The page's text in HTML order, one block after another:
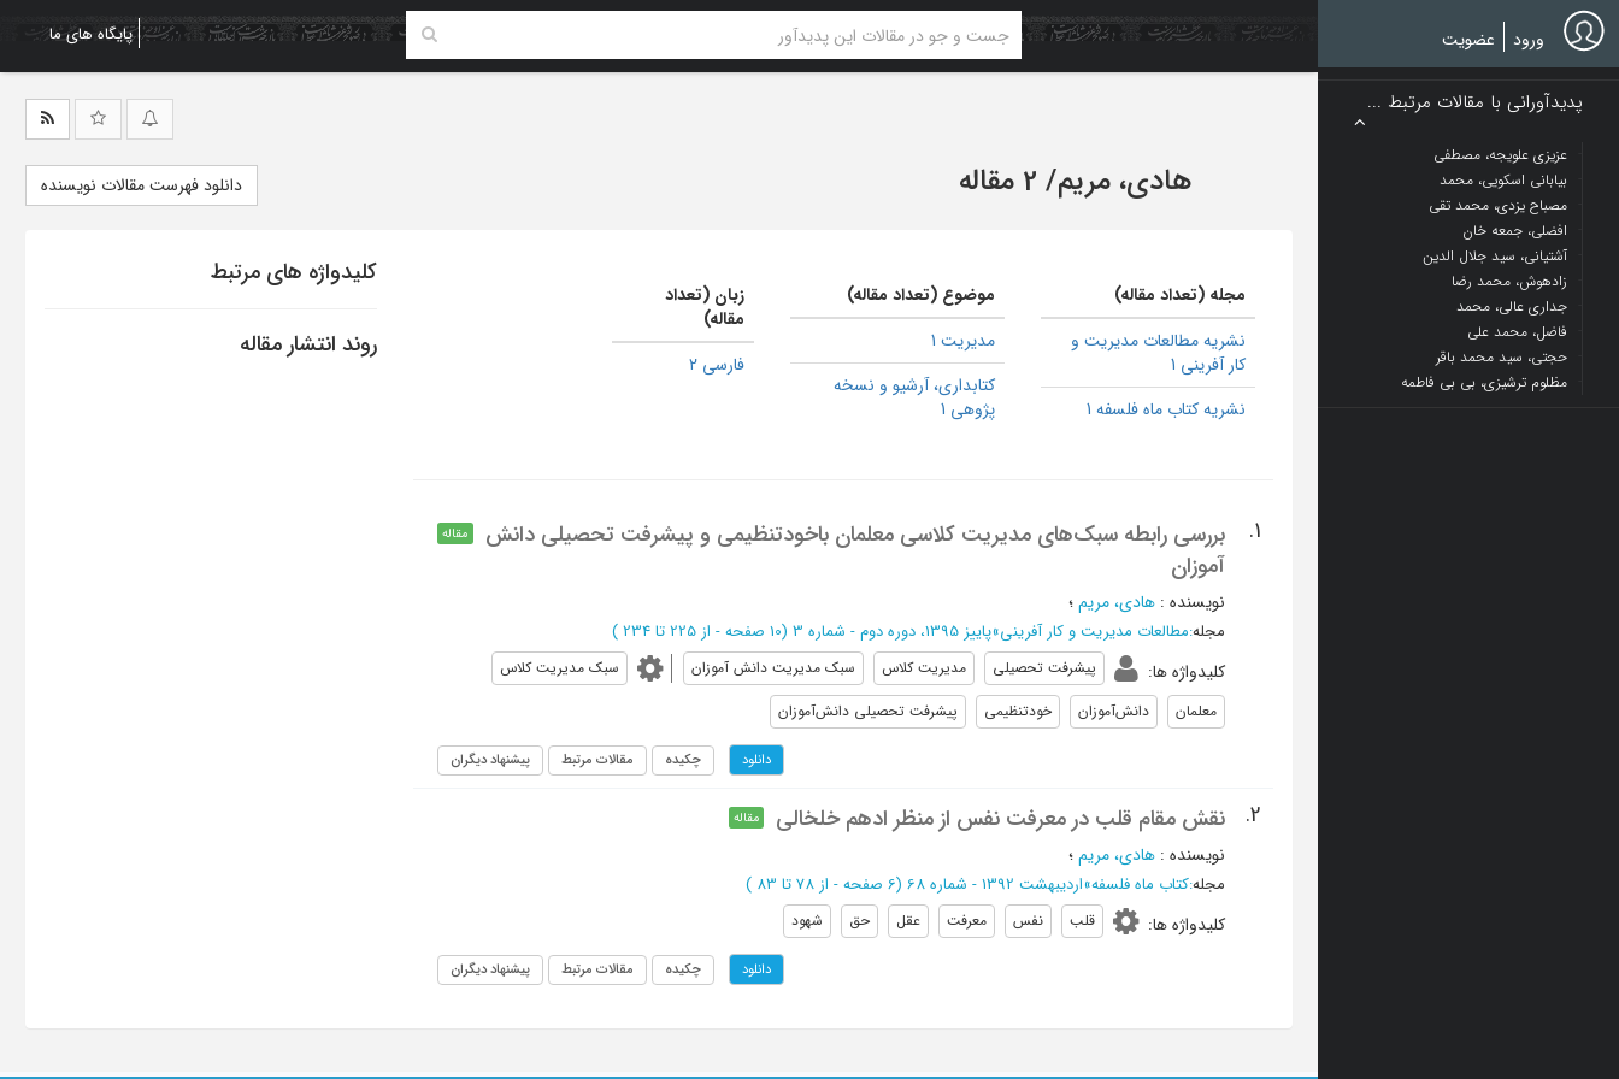
Skip
to
main
پایگاه های ما ورود عضویت
پدیدآورانی با مقالات مرتبط ...
عزیزی علویجه، مصطفی
بیابانی اسکویی، محمد
مصباح یزدی، محمد تقی
افضلی، جمعه خان
آشتیانی، سید جلال الدین
زادهوش، محمد رضا
جداری عالی، محمد
فاضل، محمد علی
حجتی، سید محمد باقر
مظلوم ترشیزی، بی بی فاطمه
هادی، مریم/ 2 مقاله دانلود فهرست مقالات نویسنده
مجله (تعداد مقاله)
نشریه مطالعات مدیریت و
کار آفرینی 1
نشریه کتاب ماه فلسفه 1
موضوع (تعداد مقاله)
مدیریت 1
كتابداری، آرشیو و نسخه
پژوهی 1
زبان (تعداد
مقاله)
فارسی 2
1.
بررسي رابطه سبک‌هاي مديريت کلاسي معلمان باخودتنظیمی و پيشرفت تحصيلي دانش
آموزان
مقاله
نویسنده : هادی، مریم؛
مجله:مطالعات مدیریت و کار آفرینی»پاییز 1395، دوره دوم - شماره 3 (‎10 صفحه - از 225 تا 234 )
کلیدواژه ها: پیشرفت تحصیلی مدیریت کلاس سبک مدیریت دانش آموزان
سبک مدیریت کلاس
معلمان
دانش‌آموزان خودتنظیمی پیشرفت تحصیلی دانش‌آموزان
دانلود چکیده مقالات مرتبط پیشنهاد دیگران
2. نقش مقام قلب در معرفت نفس از منظر ادهم خلخالی مقاله
نویسنده : هادی، مریم؛
مجله:کتاب ماه فلسفه»اردیبهشت 1392 - شماره 68 (‎6 صفحه - از 78 تا 83 )
کلیدواژه ها: قلب نفس معرفت عقل حق شهود
دانلود چکیده مقالات مرتبط پیشنهاد دیگران
کلیدواژه های مرتبط
روند انتشار مقاله